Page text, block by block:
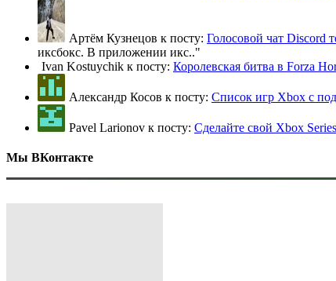
Артём Кузнецов к посту: Голосовой чат Discord
иксбокс. В приложении икс.."
Ivan Kostuychik к посту: Королевская битва в Forza
Александр Косов к посту: Список игр Xbox c
Pavel Larionov к посту: Сделайте свой Xbox
Мы ВКонтакте